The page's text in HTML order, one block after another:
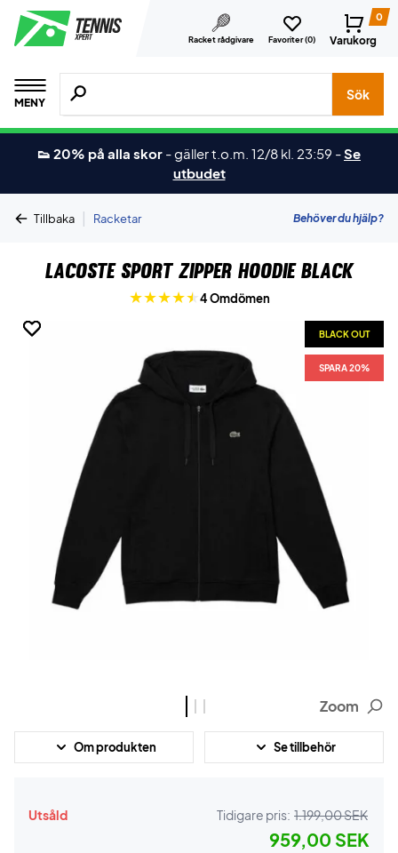
Racket rådgivare Favoriter (0)
0
Varukorg
MENY
Sök efter produkter, märken osv.
Sök
👟 20% på alla skor -gäller t.o.m. 12/8 kl. 23:59 -Se
utbudet
Tillbaka | Racketar Behöver du hjälp?
Lacoste Sport Zipper Hoodie Black
4 Omdömen
BLACK OUT
SPARA 20%
BLACK OUT
SPARA 20%
BLACK OUT
SPARA 20%
Zoom
Om produkten Se tillbehör
Utsåld Tidigare pris: 1.199,00 SEK
959,00 SEK